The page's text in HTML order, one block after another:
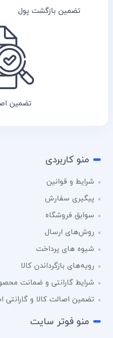
تضمین بازگشت پول
تضمین
منو کاربردی
شرایط و قوانین
پیگیری سفارش
سوابق فروشگاه
روش‌های ارسال
شیوه های پرداخت
رویه‌های بازگرداندن کالا
شرایط گارانتی و ضمانت
تضمین اصالت کالا و گارانتی
منو فوتر سایت